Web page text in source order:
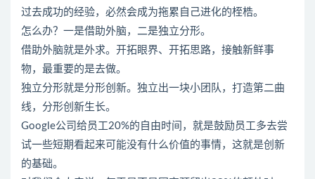
过去成功的经验，必然会成为拖累自己进化的桎梏。
怎么办？一是借助外脑，二是独立分形。
借助外脑就是外求。开拓眼界、开拓思路，接触新鲜事
物，最重要的是去做。
独立分形就是分形创新。独立出一块小团队，打造第二曲
线，分形创新生长。
Google公司给员工20%的自由时间，就是鼓励员工多去尝
试一些短期看起来可能没有什么价值的事情，这就是创新
的基础。